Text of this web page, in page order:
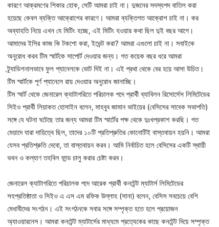
কারণে আক্রমণের শিকার হোক, সেটি আমরা চাই না। দুজনের সদস্যপদ বাতিল করা
হয়েছে কেবল ব্যক্তি আক্রোশের কারণে। আমরা ব্যক্তিগত আক্রোশ চাই না। কর
অব্যাহতি নিয়ে এখন যে মিটিং হচ্ছে, এই মিটিং হওয়ার কথা ছিল দুই বছর আগে।
আমাদের ইসির কাজ কি টকশো করা, ইভেন্ট করা? আমরা এগুলো চাই না। সবাইকে
অনুরোধ করব টিম স্মার্টকে সাপোর্ট দেওয়ার জন্য। গত কয়েক বছর ধরে আমরা
ট্র্যাডিশনালভাবে ফুল প্যানেলকে ভোট দিই না। এই প্রথা থেকে বের হয়ে আসা উচিত।
টিম স্মার্টকে পূর্ণ প্যানেলে রায় দেওয়ার অনুরোধ জানাচ্ছি।
টিম স্মার্ট থেকে জেনারেল ক্যাটাগরিতে পরিচালক পদে প্রার্থী ব্যাবিলন রিসোর্সেস লিমিটেডের
সিইও প্রার্থী লিয়াকত হোসাইন বলেন, মাহবুব জামান ভাইয়ের (বেসিসের সাবেক সভাপতি)
সঙ্গে যে ঘটনা ঘটেছে তার জন্য আমরা টিম স্মার্টের পক্ষ থেকে দুঃখপ্রকাশ করছি। গত
মেয়াদে যারা দায়িত্বে ছিল, তাদের ১০টি প্রতিশ্রুতির কোনোটিই বাস্তবায়ন হয়নি। আমরা
যেসব প্রতিশ্রুতি দেবো, তা বাস্তবায়ন করব। আমি নির্বাচিত হলে বেসিসের একটি স্থায়ী
ভবন ও কল্যাণ তহবিল ফান্ড চালু করার চেষ্টা করব।
জেনারেল ক্যাটাগরিতে পরিচালক পদে আরেক প্রার্থী কনটেন্ট ম্যাটার্স লিমিটেডের
সহপ্রতিষ্ঠাতা ও সিইও এ এস এম রফিক উল্লাহ (সানা) বলেন, বেসিস সবচেয়ে বেশি
মেধাবীদের সংগঠন। এই সংগঠনকে সবার সঙ্গে সম্পৃক্ত হতে হলে প্রয়োজন
অ্যাওয়ারনেস। আমরা কনটেন্ট ম্যাটার্সের মাধ্যমে প্রত্যেকের কাছে কনটেন্ট দিয়ে সম্পৃক্ত